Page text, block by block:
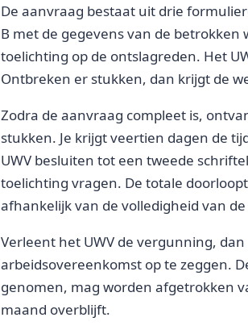
De aanvraag bestaat uit drie
B met de gegevens van de
toelichting op de ontslagreden. Het
Ontbreken er stukken, dan krijgt de
Zodra de aanvraag compleet is,
stukken. Je krijgt veertien dagen de
UWV besluiten tot een tweede
toelichting vragen. De totale
afhankelijk van de volledigheid van
Verleent het UWV de vergunning,
arbeidsovereenkomst op te zeggen.
genomen, mag worden afgetrokken
maand overblijft.